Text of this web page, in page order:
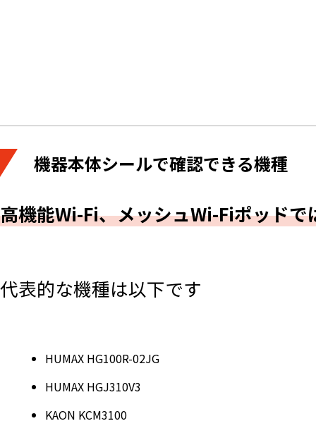
機器本体シールで確認できる機種
高機能Wi-Fi、メッシュWi-Fiポッドで
代表的な機種は以下です
HUMAX HG100R-02JG
HUMAX HGJ310V3
KAON KCM3100